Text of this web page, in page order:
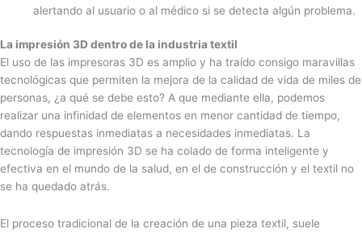
alertando al usuario o al médico si se detecta algún problema.
La impresión 3D dentro de la industria textil
El uso de las impresoras 3D es amplio y ha traído consigo maravillas
tecnológicas que permiten la mejora de la calidad de vida de miles de
personas, ¿a qué se debe esto? A que mediante ella, podemos
realizar una infinidad de elementos en menor cantidad de tiempo,
dando respuestas inmediatas a necesidades inmediatas. La
tecnología de impresión 3D se ha colado de forma inteligente y
efectiva en el mundo de la salud, en el de construcción y el textil no
se ha quedado atrás.
El proceso tradicional de la creación de una pieza textil, suele